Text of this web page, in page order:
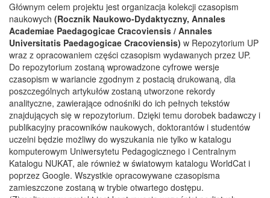
Głównym celem projektu jest organizacja kolekcji czasopism
naukowych (Rocznik Naukowo-Dydaktyczny, Annales
Academiae Paedagogicae Cracoviensis / Annales
Universitatis Paedagogicae Cracoviensis) w Repozytorium UP
wraz z opracowaniem części czasopism wydawanych przez UP.
Do repozytorium zostaną wprowadzone cyfrowe wersje
czasopism w wariancie zgodnym z postacią drukowaną, dla
poszczególnych artykułów zostaną utworzone rekordy
analityczne, zawierające odnośniki do ich pełnych tekstów
znajdujących się w repozytorium. Dzięki temu dorobek badawczy i
publikacyjny pracowników naukowych, doktorantów i studentów
uczelni będzie możliwy do wyszukania nie tylko w katalogu
komputerowym Uniwersytetu Pedagogicznego i Centralnym
Katalogu NUKAT, ale również w światowym katalogu WorldCat i
poprzez Google. Wszystkie opracowywane czasopisma
zamieszczone zostaną w trybie otwartego dostępu.